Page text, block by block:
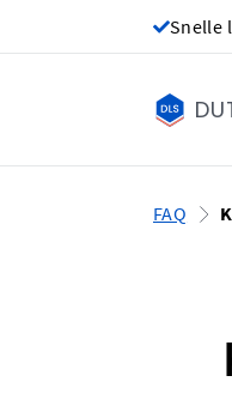
Snelle
FAQ